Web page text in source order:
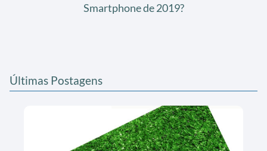
Smartphone de 2019?
Últimas Postagens